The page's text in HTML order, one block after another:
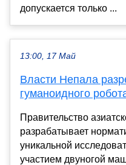
допускается только ...
13:00, 17 Май
Власти Непала
гуманоидного
Правительство
разрабатывает
уникальной
участием двуногой